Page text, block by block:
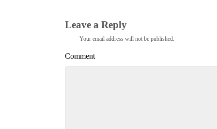
Leave a Reply
Your email address will not be published.
Comment